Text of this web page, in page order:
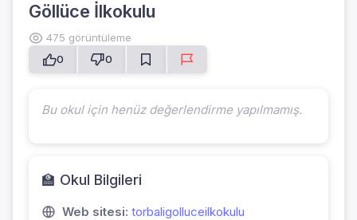
Göllüce İlkokulu
475 görüntüleme
0
0
Bu okul için henüz değerlendirme yapılmamış.
🏫 Okul Bilgileri
Web sitesi: torbaligolluceilkokulu